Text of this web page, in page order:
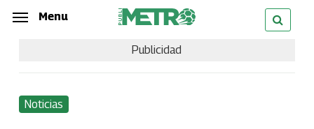
Skip
content
Menu
Publicidad
Noticias
Menu